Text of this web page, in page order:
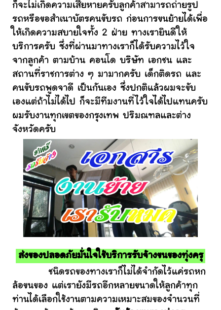
ก็จะไม่เกิดความเสียหายครับลูกค้าสามารถถ่ายรูป
รถหรือขอสำเนาบัตรคนขับรถ ก่อนการขนย้ายได้เพื่อ
ให้เกิดความสบายใจทั้ง 2 ฝ่าย ทางเรายินดีให้
บริการครับ ซึ่งที่ผ่านมาทางเราก็ได้รับความไว้ใจ
จากลูกค้า ตามบ้าน คอนโด บริษัท เอกชน และ
สถานที่ราชการต่าง ๆ มามากครับ เด็กติดรถ และ
คนขับรถพูดจาดี เป็นกันเอง ซึ่งปกติแล้วผมจะขับ
เองแต่ถ้าไม่ได้ไป ก็จะมีทีมงานที่ไว้ใจได้ไปแทนครับ
ผมรับงานทุกเขตของกรุงเทพ ปริมณฑลและต่าง
จังหวัดครับ
ส่งของปลอดภัยมั่นใจใช้บริการรับจ้างขนของทุ่งครุ
ชนิดรถของทางเราก็ไม่ได้จำกัดไว้แค่รถหก
ล้อขนของ แต่เรายังมีรถอีกหลายขนาดให้ลูกค้าทุก
ท่านได้เลือกใช้งานตามความเหมาะสมของจำนวนที่